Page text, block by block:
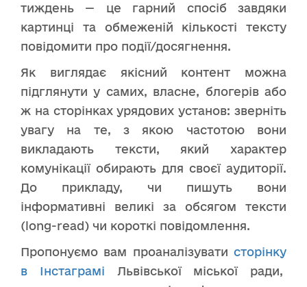
тиждень — це гарний спосіб завдяки
картинці та обмеженій кількості тексту
повідомити про події/досягнення.
Як виглядає якісний контент можна
підглянути у самих, власне, блогерів або
ж на сторінках урядових установ: зверніть
увагу на те, з якою частотою вони
викладають тексти, який характер
комунікації обирають для своєї аудиторії.
До прикладу, чи пишуть вони
інформативні великі за обсягом тексти
(long-read) чи короткі повідомлення.
Пропонуємо вам проаналізувати сторінку
в Інстаграмі Львівської міської ради,